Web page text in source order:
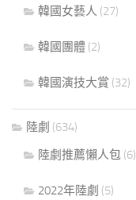
韓國女藝人 (27)
韓國團體 (2)
韓國演技大賞 (32)
陸劇 (634)
陸劇推薦懶人包 (6)
2022年陸劇 (5)